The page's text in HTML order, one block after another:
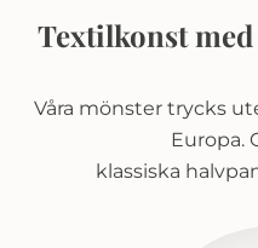
Textilkonst
Våra mönster trycks
Europa.
klassiska